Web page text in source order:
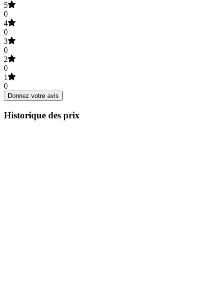
5
0
4
0
3
0
2
0
1
0
Donnez votre avis
Historique des prix